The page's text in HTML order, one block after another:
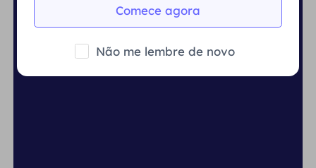
Comece agora
Não me lembre de novo